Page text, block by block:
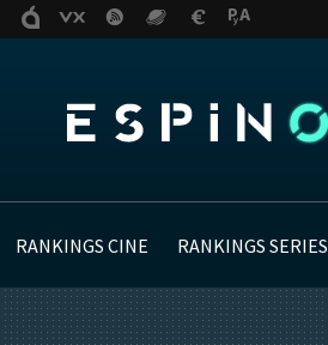
RANKINGS CINE RANKINGS SERIES